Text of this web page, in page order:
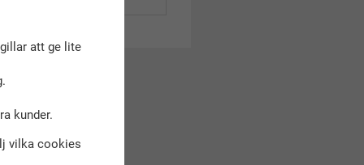
att ge lite
kunder.
vilka cookies